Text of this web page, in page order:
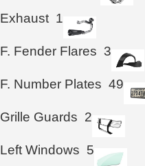
Exhaust 1
F. Fender Flares 3
F. Number Plates 49
Grille Guards 2
Left Windows 5